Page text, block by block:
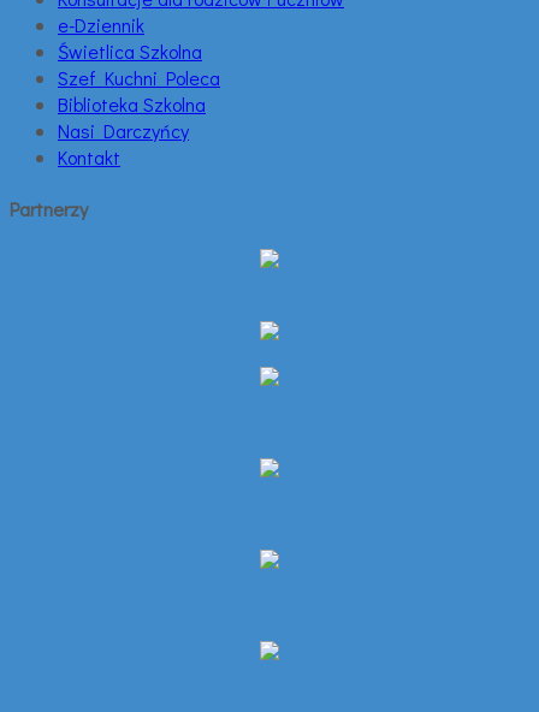
e-Dziennik
Świetlica Szkolna
Szef Kuchni Poleca
Biblioteka Szkolna
Nasi Darczyńcy
Kontakt
Partnerzy